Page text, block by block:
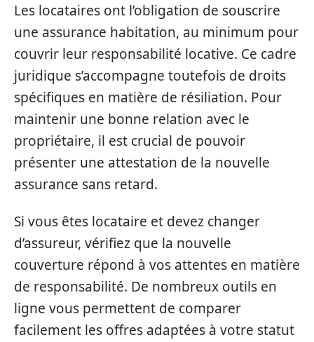
Les locataires ont l’obligation de souscrire
une assurance habitation, au minimum pour
couvrir leur responsabilité locative. Ce cadre
juridique s’accompagne toutefois de droits
spécifiques en matière de résiliation. Pour
maintenir une bonne relation avec le
propriétaire, il est crucial de pouvoir
présenter une attestation de la nouvelle
assurance sans retard.
Si vous êtes locataire et devez changer
d’assureur, vérifiez que la nouvelle
couverture répond à vos attentes en matière
de responsabilité. De nombreux outils en
ligne vous permettent de comparer
facilement les offres adaptées à votre statut